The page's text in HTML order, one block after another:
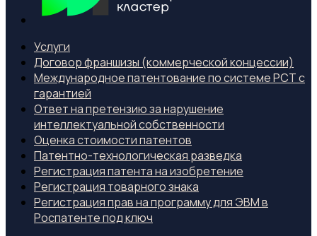
Услуги
Договор франшизы (коммерческой концессии)
Международное патентование по системе PCT с
гарантией
Ответ на претензию за нарушение
интеллектуальной собственности
Оценка стоимости патентов
Патентно-технологическая разведка
Регистрация патента на изобретение
Регистрация товарного знака
Регистрация прав на программу для ЭВМ в
Роспатенте под ключ